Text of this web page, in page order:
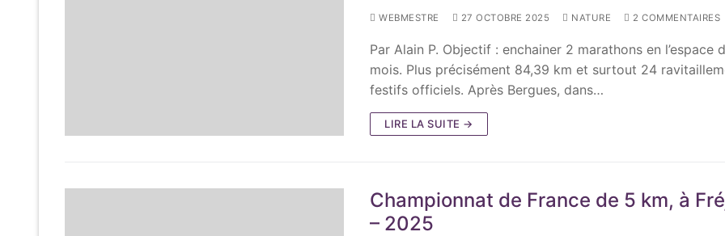
WEBMESTRE 27 OCTOBRE 2025 NATURE 2 COMMENTAIRES
Par Alain P. Objectif : enchainer 2 marathons en l’espace
mois. Plus précisément 84,39 km et surtout 24
festifs officiels. Après Bergues, dans…
LIRE LA SUITE →
Championnat de France de 5 km, à
– 2025